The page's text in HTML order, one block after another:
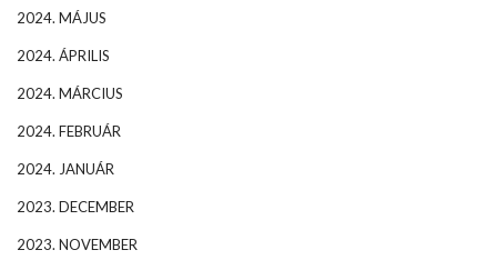
2024. MÁJUS
2024. ÁPRILIS
2024. MÁRCIUS
2024. FEBRUÁR
2024. JANUÁR
2023. DECEMBER
2023. NOVEMBER